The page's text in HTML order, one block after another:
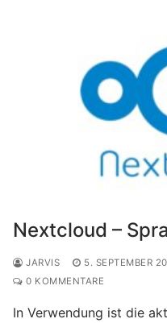
Nextcloud –
JARVIS 5. SEPTEMBER
0 KOMMENTARE
In Verwendung ist die